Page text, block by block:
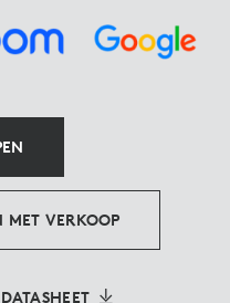
MET VERKOOP
DATASHEET